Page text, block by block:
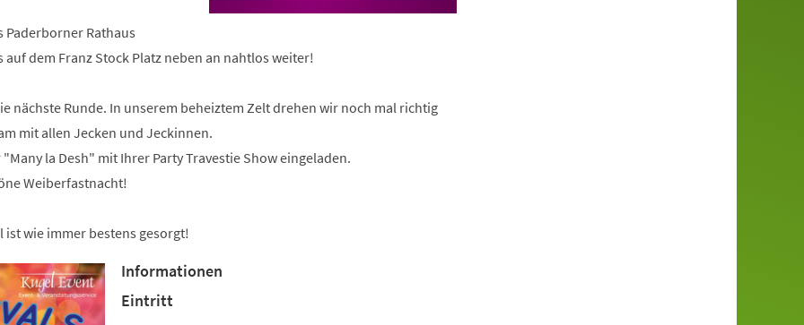
Paderborner Rathaus
auf dem Franz Stock Platz neben an nahtlos weiter!
nächste Runde. In unserem beheiztem Zelt drehen wir noch mal richtig
mit allen Jecken und Jeckinnen.
la Desh" mit Ihrer Party Travestie Show eingeladen.
Weiberfastnacht!
ist wie immer bestens gesorgt!
Informationen
Eintritt